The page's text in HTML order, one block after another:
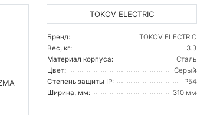
TOKOV ELECTRIC
Бренд:
TOKOV ELECTRIC
Вес, кг:
3.3
Материал корпуса:
Сталь
Цвет:
Серый
Степень защиты IP:
IP54
Ширина, мм:
310 мм